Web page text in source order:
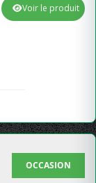
Voir le produit
OCCASION